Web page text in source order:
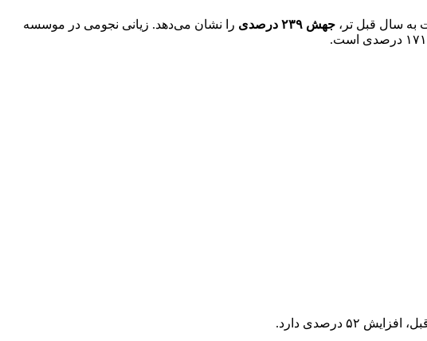
به سال قبل تر، جهش ۲۳۹ درصدی
را نشان می‌دهد. زیانی نجومی در موسسه